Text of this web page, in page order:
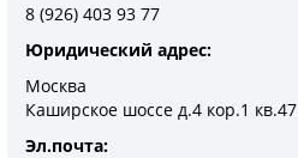
8 (926) 403 93 77
Юридический адрес:
Москва
Каширское шоссе д.4 кор.1 кв.47
Эл.почта: